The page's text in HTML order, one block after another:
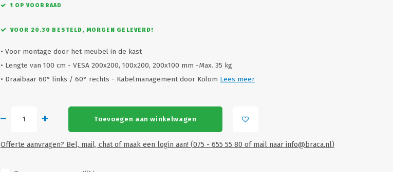
1 OP VOORRAAD
VOOR 20.30 BESTELD, MORGEN GELEVERD!
• Voor montage door het meubel in de kast
• Lengte van 100 cm - VESA 200x200, 100x200, 200x100 mm -Max. 35 kg
• Draaibaar 60° links / 60° rechts - Kabelmanagement door Kolom Lees meer
Toevoegen aan winkelwagen
Offerte aanvragen? Bel, mail, chat of maak een login aan! (075 - 655 55 80 of mail naar info@braca.nl)